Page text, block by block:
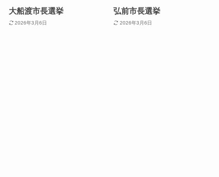
大船渡市長選挙
2026年3月6日
弘前市長選挙
2026年3月6日